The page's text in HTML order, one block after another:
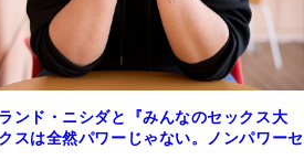
ンド・ニシダと『みんなのセックス大
スは全然パワーじゃない。ノンパワーセ